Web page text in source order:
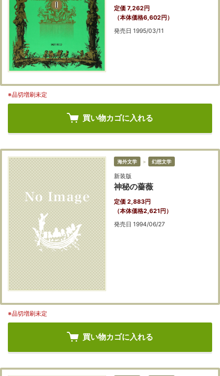
定価 7,262円
（本体価格6,602円）
発売日 1995/03/11
※品切増刷未定
買い物カゴに入れる
海外文学 ＞ 幻想文学
新装版
神秘の薔薇
定価 2,883円
（本体価格2,621円）
発売日 1994/06/27
※品切増刷未定
買い物カゴに入れる